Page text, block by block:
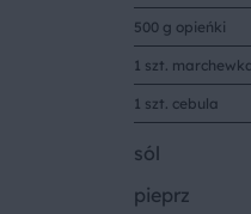
500 g opieńki
1 szt.
1 szt. cebula
sól
pieprz